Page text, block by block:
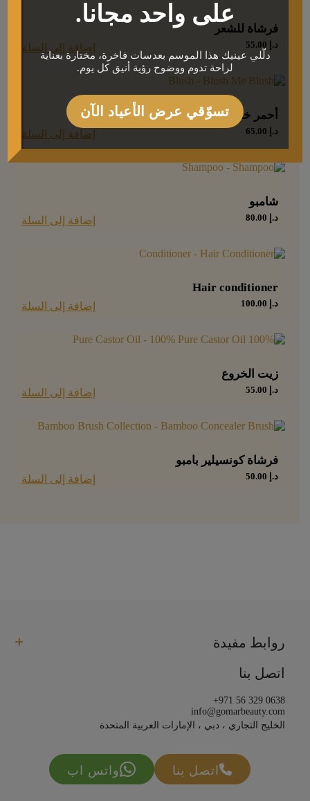
فرشاة للشعر
د.إ إضافة إلى السلة
أحمر خدود بلاش مي
د.إ إضافة إلى السلة
شامبو
د.إ إضافة إلى السلة
Hair conditioner
د.إ إضافة إلى السلة
زيت الخروع
د.إ إضافة إلى السلة
فرشاة كونسيلير بامبو
د.إ إضافة إلى السلة
روابط مفيدة
اتصل بنا
+971 56 329 0638
info@gomarbeauty.com
الخليج التجاري ، دبي ، الإمارات العربية المتحدة
اتصل بنا واتس اب
على واحد مجانا.
دلّلي عينيك هذا الموسم بعدسات فاخرة، مختارة بعناية
لراحة تدوم ووضوح رؤية أنيق كل يوم.
تسوّقي عرض الأعياد الآن